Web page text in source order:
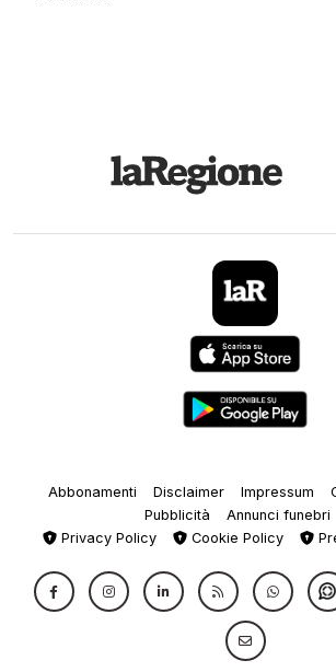
Abbonamenti Disclaimer Impressum
Pubblicità
Annunci funebri
Privacy Policy
Cookie Policy